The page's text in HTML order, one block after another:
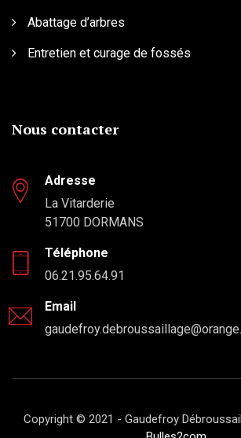
Abattage d’arbres
Entretien et curage de fossés
Nous contacter
Adresse
La Vitarderie
51700 DORMANS
Téléphone
06.21.95.64.91
Email
Copyright © 2021 - Gaudefroy